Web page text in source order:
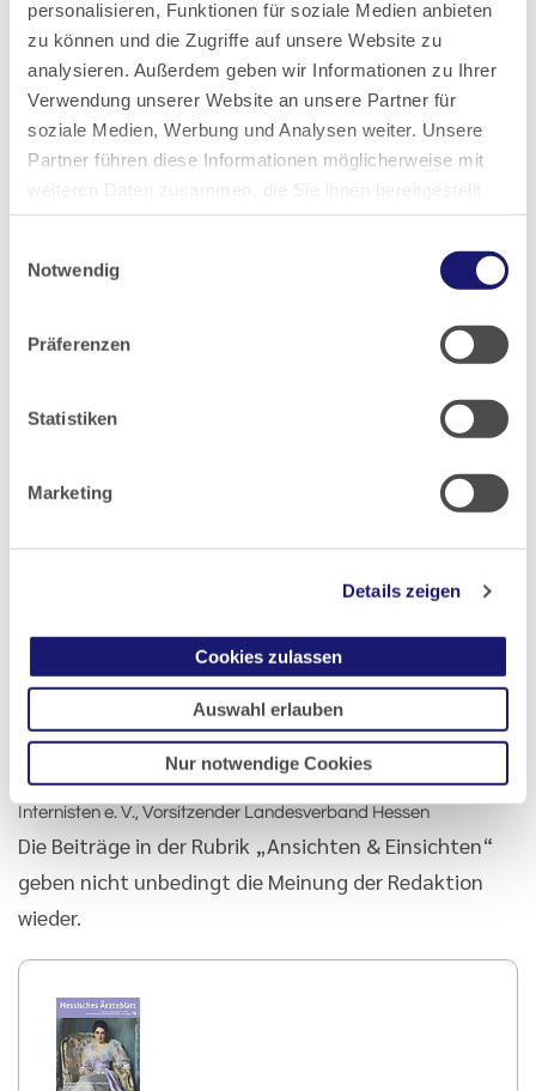
personalisieren, Funktionen für soziale Medien anbieten
zu können und die Zugriffe auf unsere Website zu
analysieren. Außerdem geben wir Informationen zu Ihrer
Verwendung unserer Website an unsere Partner für
soziale Medien, Werbung und Analysen weiter. Unsere
Partner führen diese Informationen möglicherweise mit
weiteren Daten zusammen, die Sie ihnen bereitgestellt
haben oder die sie im Rahmen Ihrer Nutzung der Dienste
Notwendig
Präferenzen
Statistiken
Marketing
Details zeigen
Cookies zulassen
Auswahl erlauben
Nur notwendige Cookies
Versorgung von akuten Herz-Kreislauferkrankungen.
Dr. med. Wolf Andreas Fach, Präsidiumsmitglied der
Landesärztekammer Hessen, Berufsverband Deutscher
Internisten e. V., Vorsitzender Landesverband Hessen
Die Beiträge in der Rubrik „Ansichten & Einsichten“
geben nicht unbedingt die Meinung der Redaktion
wieder.